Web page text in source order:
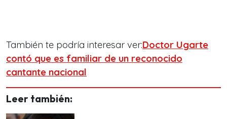
También te podría interesar ver:Doctor Ugarte
contó que es familiar de un reconocido
cantante nacional
Leer también: